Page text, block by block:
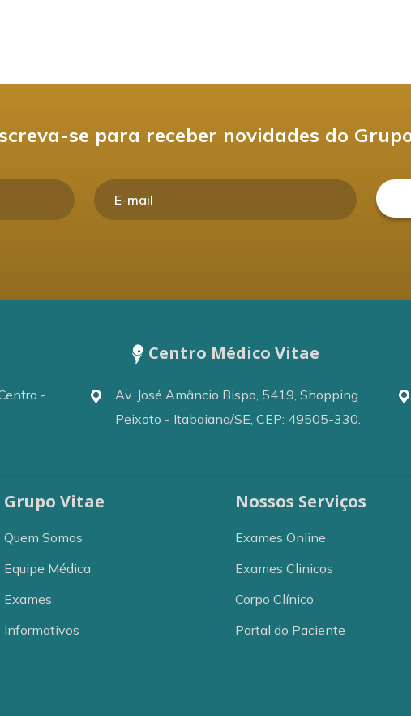
se para receber novidades do
-
Centro Médico Vitae
Av. José Amâncio Bispo, 5419, Shopping
Peixoto - Itabaiana/SE, CEP: 49505-330.
Grupo Vitae
Quem Somos
Equipe Médica
Exames
Informativos
Nossos Serviços
Exames Online
Exames Clinicos
Corpo Clínico
Portal do Paciente